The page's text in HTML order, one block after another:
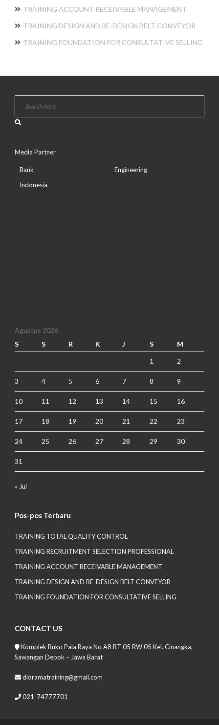
TRAINING ACCOUNT RECEIVABLE MANAGEMENT
TRAINING DESIGN AND RE-DESIGN BELT CONVEYOR
TRAINING FOUNDATION FOR CONSULTATIVE SELLING
Media Partner
Bank
Indonesia
Engineering
Agustus 2026
S
S R K J S M
1 2
3 4 5 6 7 8 9
10 11 12 13 14 15 16
17 18 19 20 21 22 23
24 25 26 27 28 29 30
31
« Jul
Pos-pos Terbaru
TRAINING TOTAL QUALITY CONTROL
TRAINING RECRUITMENT SELECTION PROFESSIONAL
TRAINING ACCOUNT RECEIVABLE MANAGEMENT
TRAINING DESIGN AND RE-DESIGN BELT CONVEYOR
TRAINING FOUNDATION FOR CONSULTATIVE SELLING
CONTACT US
Komplek Ruko Pala Raya No A8 RT 05 RW 05 Kel. Cinangka,
Sawangan Depok – Jawa Barat
dioramatraining@gmail.com
021-74777701